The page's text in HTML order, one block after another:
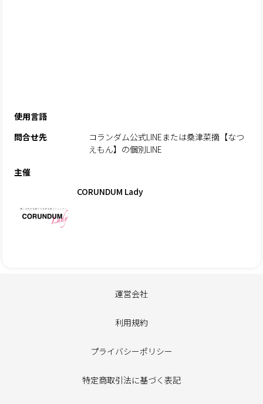
使用言語
問合せ先
コランダム公式LINEまたは桑津菜摘【なつ
えもん】の個別LINE
主催
CORUNDUM Lady
運営会社
利用規約
プライバシーポリシー
特定商取引法に基づく表記